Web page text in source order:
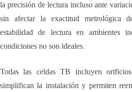
la precisión de lectura incluso ante
sin afectar la exactitud metrológica
estabilidad de lectura en ambientes
condiciones no son ideales.
Todas las celdas TB incluyen
simplifican la instalación y permiten